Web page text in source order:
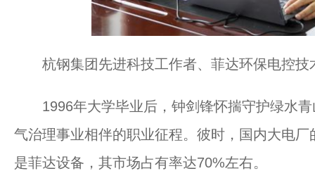
杭钢集团先进科技工作者、菲达环保电控
1996年大学毕业后，钟剑锋怀揣守护绿水青
气治理事业相伴的职业征程。彼时，国内大电
是菲达设备，其市场占有率达70%左右。